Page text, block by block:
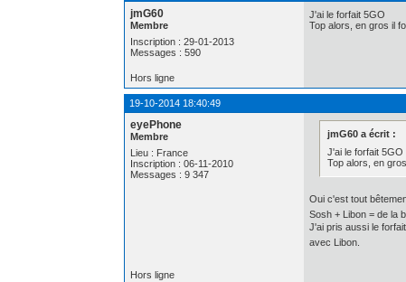
jmG60
Membre
Inscription : 29-01-2013
Messages : 590
J'ai le forfait 5GO
Top alors, en gros il
Hors ligne
19-10-2014 18:40:49
eyePhone
Membre
Lieu : France
Inscription : 06-11-2010
Messages : 9 347
jmG60 a écrit :
J'ai le forfait 5GO
Top alors, en
Oui c'est tout
Sosh + Libon = de la
J'ai pris aussi le
avec Libon.
Hors ligne